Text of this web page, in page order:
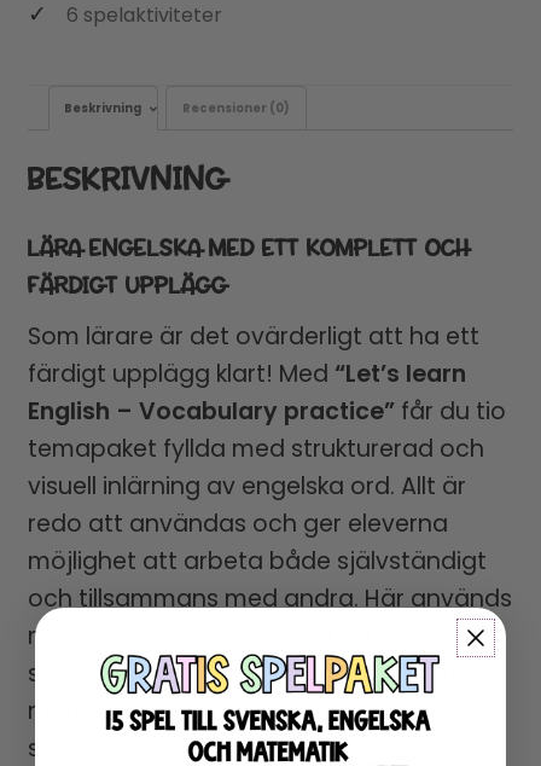
6 spelaktiviteter
Beskrivning Recensioner (0)
BESKRIVNING
LÄRA ENGELSKA MED ETT KOMPLETT OCH
FÄRDIGT UPPLÄGG
Som lärare är det ovärderligt att ha ett
färdigt upplägg klart! Med “Let’s learn
English – Vocabulary practice”får du tio
temapaket fyllda med strukturerad och
visuell inlärning av engelska ord. Allt är
redo att användas och ger eleverna
möjlighet att arbeta både självständigt
och tillsammans med andra. Här används
många olika angreppssätt för att
säkerställa att orden lärs in och förstås –
muntligt, skriftligt, visuellt och genom
spel!